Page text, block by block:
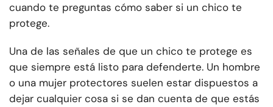
cuando te preguntas cómo saber si un chico te
protege.
Una de las señales de que un chico te protege es
que siempre está listo para defenderte. Un hombre
o una mujer protectores suelen estar dispuestos a
dejar cualquier cosa si se dan cuenta de que estás